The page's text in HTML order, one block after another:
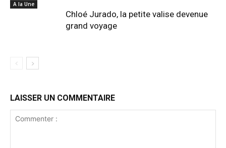
A la Une
Chloé Jurado, la petite valise devenue
grand voyage
LAISSER UN COMMENTAIRE